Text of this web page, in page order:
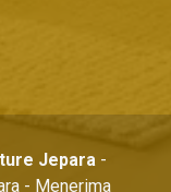
Jepara-
- Menerima